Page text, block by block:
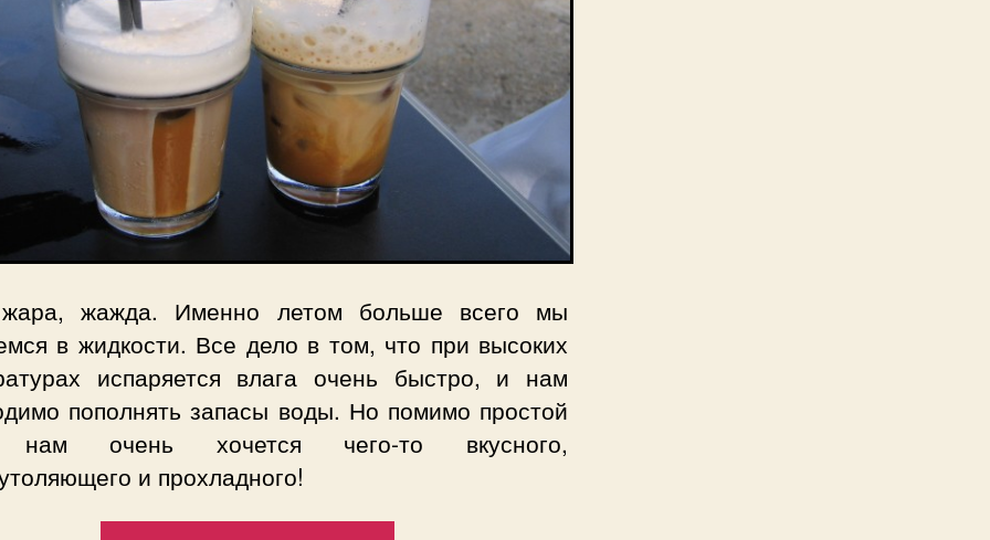
жажда. Именно летом больше всего мы
в жидкости. Все дело в том, что при высоких
испаряется влага очень быстро, и нам
пополнять запасы воды. Но помимо простой
очень хочется чего-то вкусного,
и прохладного!